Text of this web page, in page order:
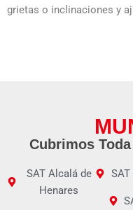
grietas o inclinaciones y
Cubrimos
SAT Alcalá de
Henares
SAT